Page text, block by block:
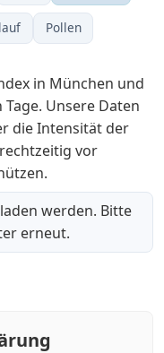
Pollen
in München und
Unsere Daten
die Intensität der
vor
werden. Bitte
erneut.